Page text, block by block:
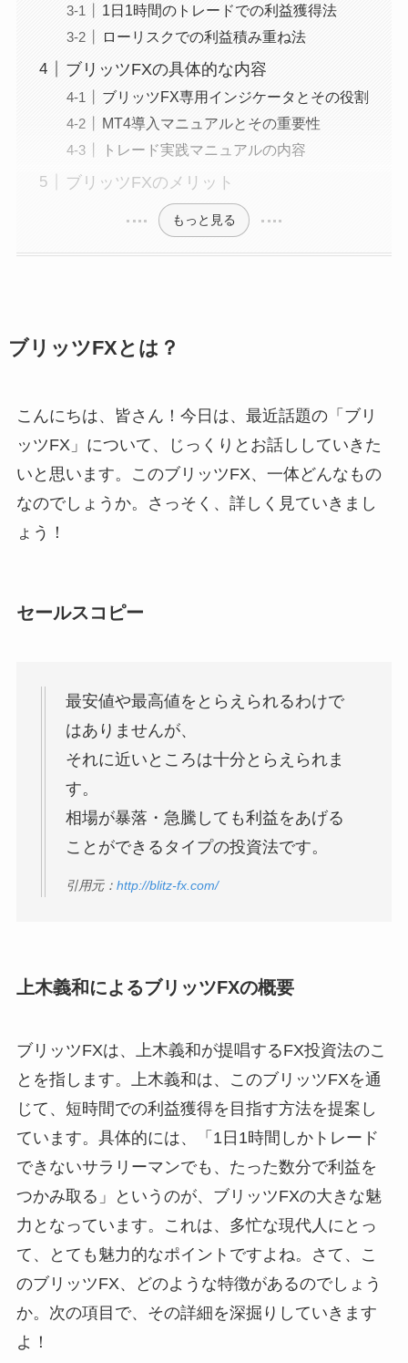
1日1時間のトレードでの利益獲得法
ローリスクでの利益積み重ね法
ブリッツFXの具体的な内容
ブリッツFX専用インジケータとその役割
MT4導入マニュアルとその重要性
トレード実践マニュアルの内容
ブリッツFXのメリット
もっと見る
ブリッツFXとは？
こんにちは、皆さん！今日は、最近話題の「ブリ
ッツFX」について、じっくりとお話ししていきた
いと思います。このブリッツFX、一体どんなもの
なのでしょうか。さっそく、詳しく見ていきまし
ょう！
セールスコピー
最安値や最高値をとらえられるわけで
はありませんが、
それに近いところは十分とらえられま
す。
相場が暴落・急騰しても利益をあげる
ことができるタイプの投資法です。
引用元： http://blitz-fx.com/
上木義和によるブリッツFXの概要
ブリッツFXは、上木義和が提唱するFX投資法のこ
とを指します。上木義和は、このブリッツFXを通
じて、短時間での利益獲得を目指す方法を提案し
ています。具体的には、「1日1時間しかトレード
できないサラリーマンでも、たった数分で利益を
つかみ取る」というのが、ブリッツFXの大きな魅
力となっています。これは、多忙な現代人にとっ
て、とても魅力的なポイントですよね。さて、こ
のブリッツFX、どのような特徴があるのでしょう
か。次の項目で、その詳細を深掘りしていきます
よ！